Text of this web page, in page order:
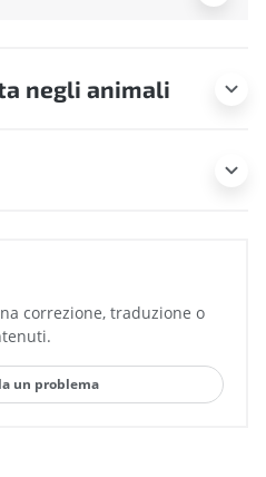
negli animali
correzione, traduzione o
un problema